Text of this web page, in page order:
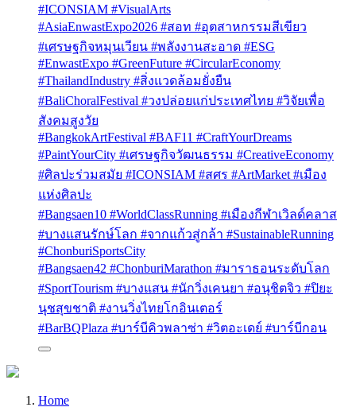
#ICONSIAM #VisualArts
#AsiaEnwastExpo2026 #สอท #อุตสาหกรรมสีเขียว
#เศรษฐกิจหมุนเวียน #พลังงานสะอาด #ESG
#EnwastExpo #GreenFuture #CircularEconomy
#ThailandIndustry #สิ่งแวดล้อมยั่งยืน
#BaliChoralFestival #วงปล่อยแก่ประเทศไทย #วิจัยเพื่อ
สังคมสูงวัย
#BangkokArtFestival #BAF11 #CraftYourDreams
#PaintYourCity #เศรษฐกิจวัฒนธรรม #CreativeEconomy
#ศิลปะร่วมสมัย #ICONSIAM #สศร #ArtMarket #เมือง
แห่งศิลปะ
#Bangsaen10 #WorldClassRunning #เมืองกีฬาเวิลด์คลาส
#บางแสนรักษ์โลก #จากแก้วสู่กล้า #SustainableRunning
#ChonburiSportsCity
#Bangsaen42 #ChonburiMarathon #มาราธอนระดับโลก
#SportTourism #บางแสน #นักวิ่งเคนยา #อนุชิตจิว #ปิยะ
นุชสุขชาติ #งานวิ่งไทยโกอินเตอร์
#BarBQPlaza #บาร์บีคิวพลาซ่า #วิตอะเดย์ #บาร์บีกอน
Home